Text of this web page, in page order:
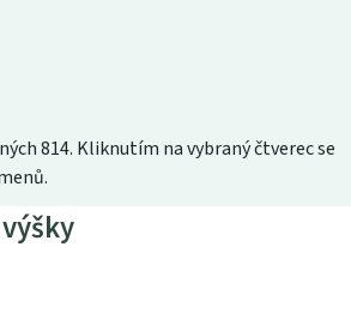
814. Kliknutím na vybraný čtverec se